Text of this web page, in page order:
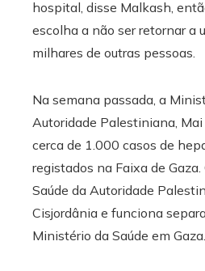
hospital, disse Malkash,
escolha a não ser retornar a
milhares de outras pessoas.
Na semana passada, a
Autoridade Palestiniana,
cerca de 1.000 casos de
registados na Faixa de
Saúde da Autoridade
Cisjordânia e funciona
Ministério da Saúde em Gaza.